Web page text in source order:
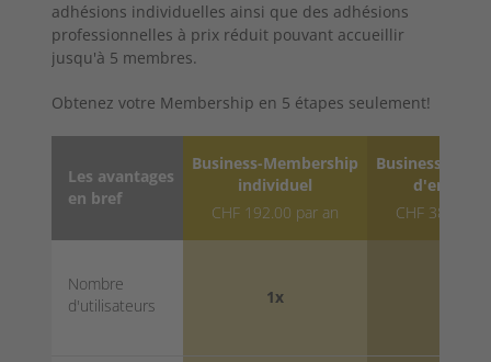
adhésions individuelles ainsi que des adhésions
professionnelles à prix réduit pouvant accueillir
jusqu'à 5 membres.
Obtenez votre Membership en 5 étapes seulement!
Les avantages
en bref
Business-Membership
individuel
CHF 192.00 par an
Business-
CHF 384.00
Nombre
d'utilisateurs
1x